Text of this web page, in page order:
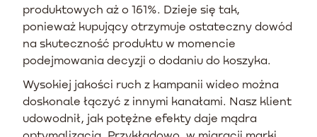
produktowych aż o 161%. Dzieje się tak,
ponieważ kupujący otrzymuje ostateczny dowód
na skuteczność produktu w momencie
podejmowania decyzji o dodaniu do koszyka.
Wysokiej jakości ruch z kampanii wideo można
doskonale łączyć z innymi kanałami. Nasz klient
udowodnił, jak potężne efekty daje mądra